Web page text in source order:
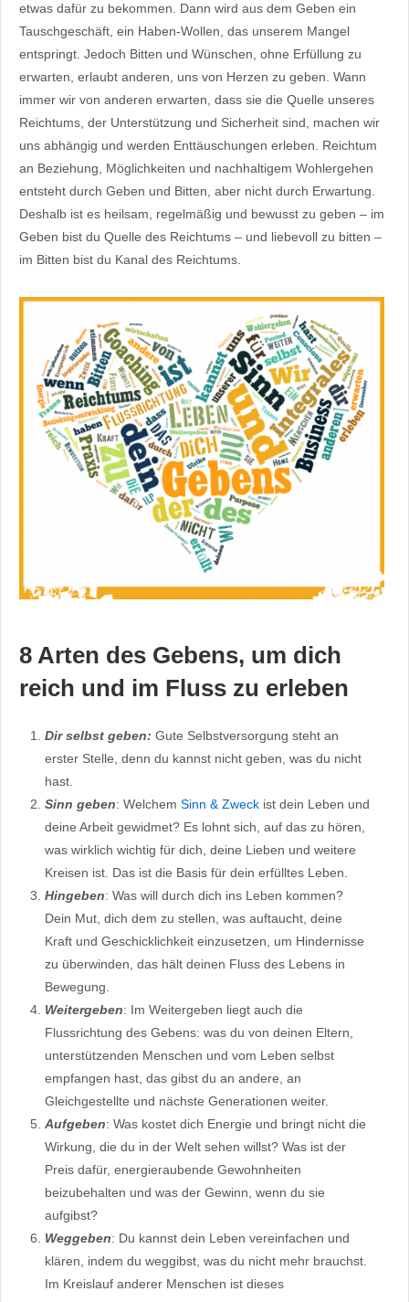
etwas dafür zu bekommen. Dann wird aus dem Geben ein
Tauschgeschäft, ein Haben-Wollen, das unserem Mangel
entspringt. Jedoch Bitten und Wünschen, ohne Erfüllung zu
erwarten, erlaubt anderen, uns von Herzen zu geben. Wann
immer wir von anderen erwarten, dass sie die Quelle unseres
Reichtums, der Unterstützung und Sicherheit sind, machen wir
uns abhängig und werden Enttäuschungen erleben. Reichtum
an Beziehung, Möglichkeiten und nachhaltigem Wohlergehen
entsteht durch Geben und Bitten, aber nicht durch Erwartung.
Deshalb ist es heilsam, regelmäßig und bewusst zu geben – im
Geben bist du Quelle des Reichtums – und liebevoll zu bitten –
im Bitten bist du Kanal des Reichtums.
8 Arten des Gebens, um dich
reich und im Fluss zu erleben
Dir selbst geben: Gute Selbstversorgung steht an
erster Stelle, denn du kannst nicht geben, was du nicht
hast.
Sinn geben: Welchem Sinn & Zweck ist dein Leben und
deine Arbeit gewidmet? Es lohnt sich, auf das zu hören,
was wirklich wichtig für dich, deine Lieben und weitere
Kreisen ist. Das ist die Basis für dein erfülltes Leben.
Hingeben: Was will durch dich ins Leben kommen?
Dein Mut, dich dem zu stellen, was auftaucht, deine
Kraft und Geschicklichkeit einzusetzen, um Hindernisse
zu überwinden, das hält deinen Fluss des Lebens in
Bewegung.
Weitergeben: Im Weitergeben liegt auch die
Flussrichtung des Gebens: was du von deinen Eltern,
unterstützenden Menschen und vom Leben selbst
empfangen hast, das gibst du an andere, an
Gleichgestellte und nächste Generationen weiter.
Aufgeben: Was kostet dich Energie und bringt nicht die
Wirkung, die du in der Welt sehen willst? Was ist der
Preis dafür, energieraubende Gewohnheiten
beizubehalten und was der Gewinn, wenn du sie
aufgibst?
Weggeben: Du kannst dein Leben vereinfachen und
klären, indem du weggibst, was du nicht mehr brauchst.
Im Kreislauf anderer Menschen ist dieses